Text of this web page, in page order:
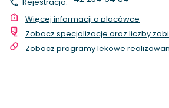
Więcej informacji o placówce
Zobacz specjalizacje oraz liczby
Zobacz programy lekowe